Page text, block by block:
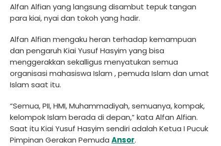
Alfan Alfian yang langsung disambut tepuk tangan
para kiai, nyai dan tokoh yang hadir.
Alfan Alfian mengaku heran terhadap kemampuan
dan pengaruh Kiai Yusuf Hasyim yang bisa
menggerakkan sekalligus menyatukan semua
organisasi mahasiswa Islam , pemuda Islam dan umat
Islam saat itu.
“Semua, PII, HMI, Muhammadiyah, semuanya, kompak,
kelompok Islam berada di depan,” kata Alfan Alfian.
Saat itu Kiai Yusuf Hasyim sendiri adalah Ketua I Pucuk
Pimpinan Gerakan Pemuda Ansor.